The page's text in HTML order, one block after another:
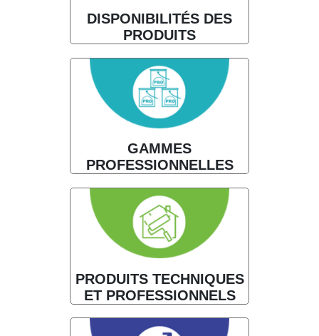
DISPONIBILITÉS DES
PRODUITS
GAMMES
PROFESSIONNELLES
PRODUITS TECHNIQUES
ET PROFESSIONNELS